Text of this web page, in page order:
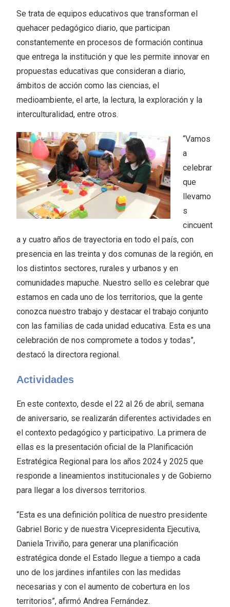
Se trata de equipos educativos que transforman el
quehacer pedagógico diario, que participan
constantemente en procesos de formación continua
que entrega la institución y que les permite innovar en
propuestas educativas que consideran a diario,
ámbitos de acción como las ciencias, el
medioambiente, el arte, la lectura, la exploración y la
interculturalidad, entre otros.
“Vamos
a
celebrar
que
llevamo
s
cincuent
a y cuatro años de trayectoria en todo el país, con
presencia en las treinta y dos comunas de la región, en
los distintos sectores, rurales y urbanos y en
comunidades mapuche. Nuestro sello es celebrar que
estamos en cada uno de los territorios, que la gente
conozca nuestro trabajo y destacar el trabajo conjunto
con las familias de cada unidad educativa. Esta es una
celebración de nos compromete a todos y todas”,
destacó la directora regional.
Actividades
En este contexto, desde el 22 al 26 de abril, semana
de aniversario, se realizarán diferentes actividades en
el contexto pedagógico y participativo. La primera de
ellas es la presentación oficial de la Planificación
Estratégica Regional para los años 2024 y 2025 que
responde a lineamientos institucionales y de Gobierno
para llegar a los diversos territorios.
“Esta es una definición política de nuestro presidente
Gabriel Boric y de nuestra Vicepresidenta Ejecutiva,
Daniela Triviño, para generar una planificación
estratégica donde el Estado llegue a tiempo a cada
uno de los jardines infantiles con las medidas
necesarias y con el aumento de cobertura en los
territorios”, afirmó Andrea Fernández.